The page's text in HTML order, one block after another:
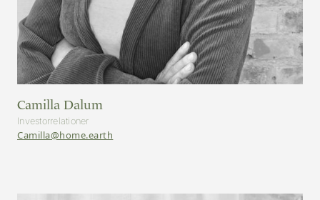
Camilla Dalum
Investorrelationer
Camilla@home.earth